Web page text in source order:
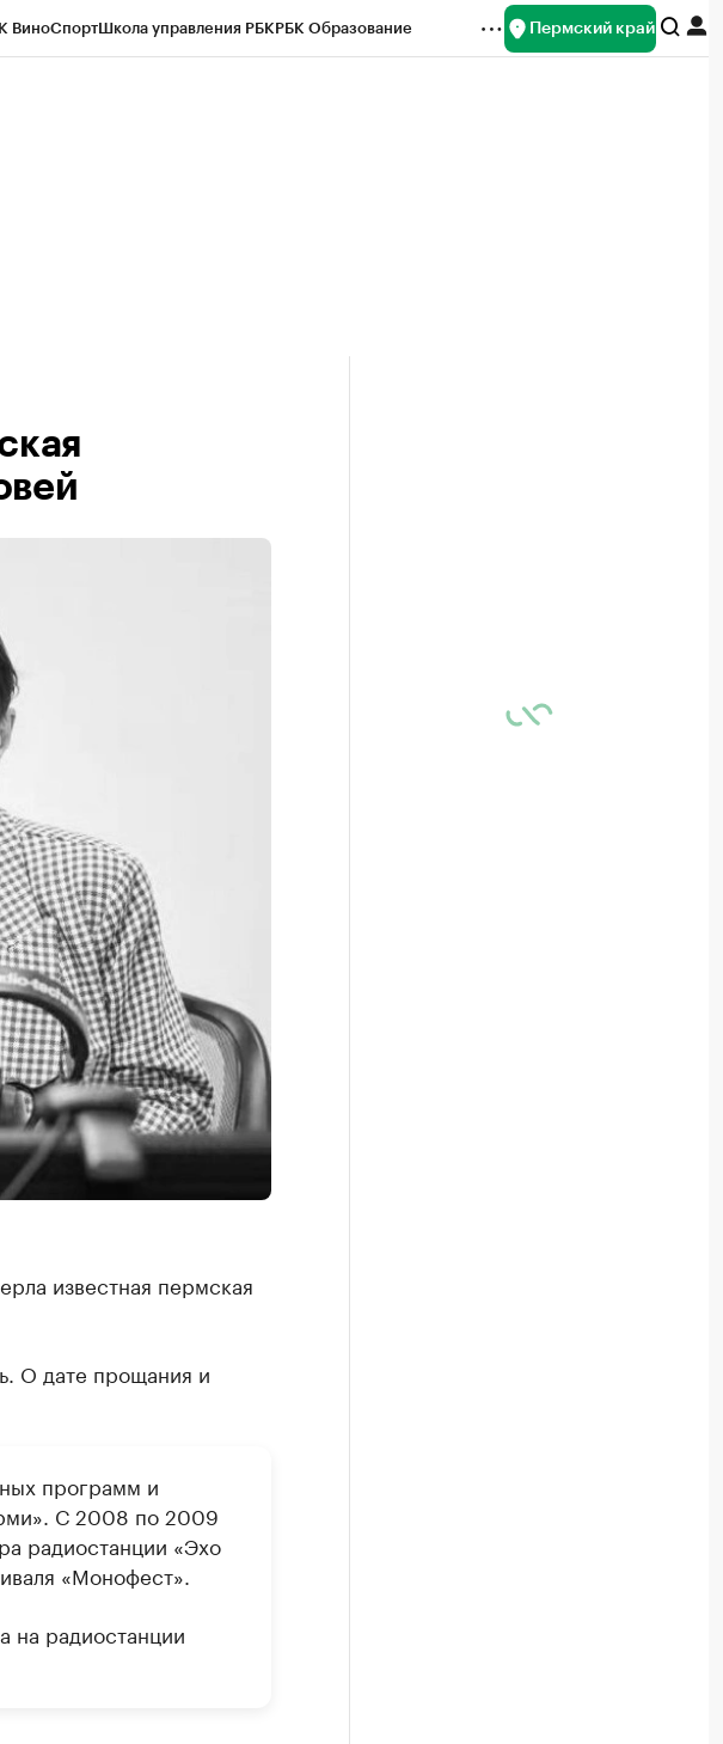
ВиноСпортШкола управления РБКРБК Образование Пермский край
известная пермская
О дате прощания и
программ и
С 2008 по 2009
радиостанции «Эхо
«Монофест».
на радиостанции